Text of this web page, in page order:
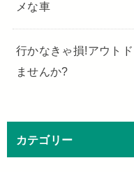
メな車
行かなきゃ損!アウト
ませんか?
カテゴリー